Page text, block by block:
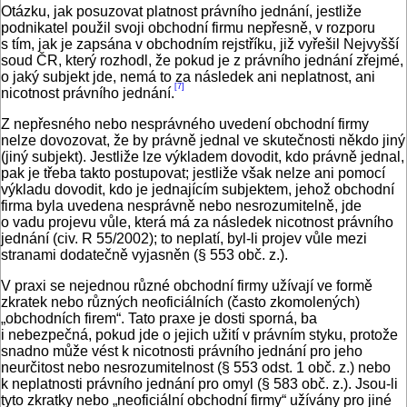
Otázku, jak posuzovat platnost právního jednání, jestliže
podnikatel použil svoji obchodní firmu nepřesně, v rozporu
s tím, jak je zapsána v obchodním rejstříku, již vyřešil Nejvyšší
soud ČR, který rozhodl, že pokud je z právního jednání zřejmé,
o jaký subjekt jde, nemá to za následek ani neplatnost, ani
nicotnost právního jednání. [7]
Z nepřesného nebo nesprávného uvedení obchodní firmy
nelze dovozovat, že by právně jednal ve skutečnosti někdo jiný
(jiný subjekt). Jestliže lze výkladem dovodit, kdo právně jednal,
pak je třeba takto postupovat; jestliže však nelze ani pomocí
výkladu dovodit, kdo je jednajícím subjektem, jehož obchodní
firma byla uvedena nesprávně nebo nesrozumitelně, jde
o vadu projevu vůle, která má za následek nicotnost právního
jednání (civ. R 55/2002); to neplatí, byl-li projev vůle mezi
stranami dodatečně vyjasněn (§ 553 obč. z.).
V praxi se nejednou různé obchodní firmy užívají ve formě
zkratek nebo různých neoficiálních (často zkomolených)
„obchodních firem“. Tato praxe je dosti sporná, ba
i nebezpečná, pokud jde o jejich užití v právním styku, protože
snadno může vést k nicotnosti právního jednání pro jeho
neurčitost nebo nesrozumitelnost (§ 553 odst. 1 obč. z.) nebo
k neplatnosti právního jednání pro omyl (§ 583 obč. z.). Jsou-li
tyto zkratky nebo „neoficiální obchodní firmy“ užívány pro jiné